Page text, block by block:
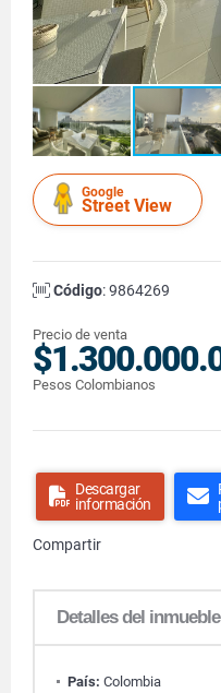
Google
Street View
Código: 9864269
Precio de venta
Pesos Colombianos
Descargar
información
Compartir
Detalles del inmueble
País: Colombia